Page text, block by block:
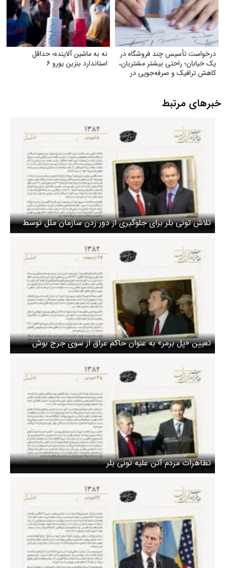
درخواست تأسیس چند فروشگاه در
یک خیابان؛ راحتی بیشتر مشتریان،
کاهش ترافیک و صرفه‌جویی در
نه به ماشین آلاینده؛ حداقل
استاندارد بنزین یورو ۶
خبرهای مرتبط
تلاش تونی بلر برای جلوگیری از دور زدن سازمان ملل توسط
آمریکا
تعیین «پل برمر» به عنوان حاکم عراق از سوی جرج بوش
تظاهرات مردم آتن علیه تونی بلر